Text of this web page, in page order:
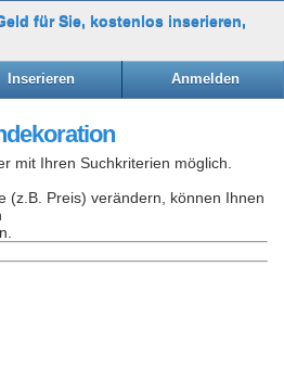
Inserieren Anmelden
mit Ihren Suchkriterien möglich.
(z.B. Preis) verändern, können Ihnen